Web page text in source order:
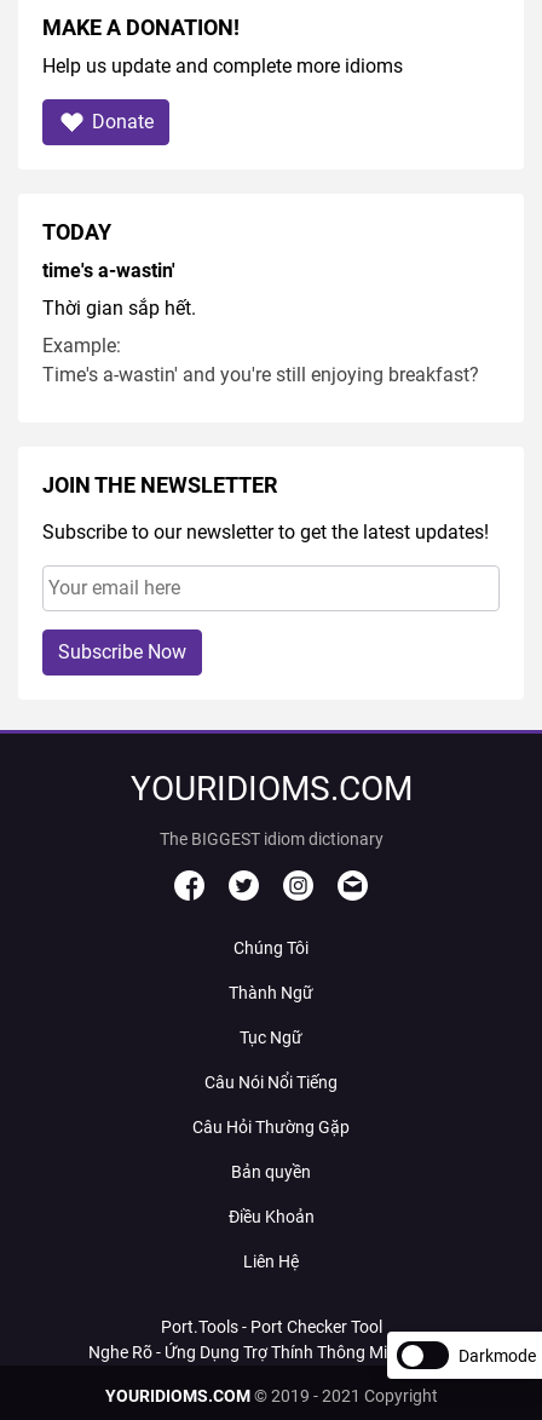
MAKE A DONATION!
Help us update and complete more idioms
Donate
TODAY
time's a-wastin'
Thời gian sắp hết.
Example:
Time's a-wastin' and you're still enjoying breakfast?
JOIN THE NEWSLETTER
Subscribe to our newsletter to get the latest updates!
Subscribe Now
YOURIDIOMS.COM
The BIGGEST idiom dictionary
Chúng Tôi
Thành Ngữ
Tục Ngữ
Câu Nói Nổi Tiếng
Câu Hỏi Thường Gặp
Bản quyền
Điều Khoản
Liên Hệ
Port.Tools - Port Checker Tool
Nghe Rõ - Ứng Dụng Trợ Thính Thông Minh Với AI
YOURIDIOMS.COM© 2019 - 2021 Copyright
Darkmode